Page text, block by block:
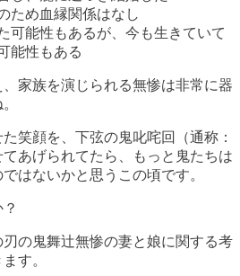
ため血縁関係はなし
可能性もあるが、今も生きていて
能性もある
家族を演じられる無惨は非常に器
笑顔を、下弦の鬼叱咤回（通称：
あげられてたら、もっと鬼たちは
はないかと思うこの頃です。
の鬼舞辻無惨の妻と娘に関する考
す。